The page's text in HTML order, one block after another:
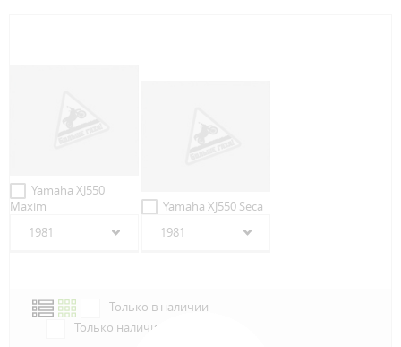
Yamaha XJ550
Maxim
1981
Yamaha XJ550 Seca
1981
Только в наличии
Только наличие м.Аэропорт